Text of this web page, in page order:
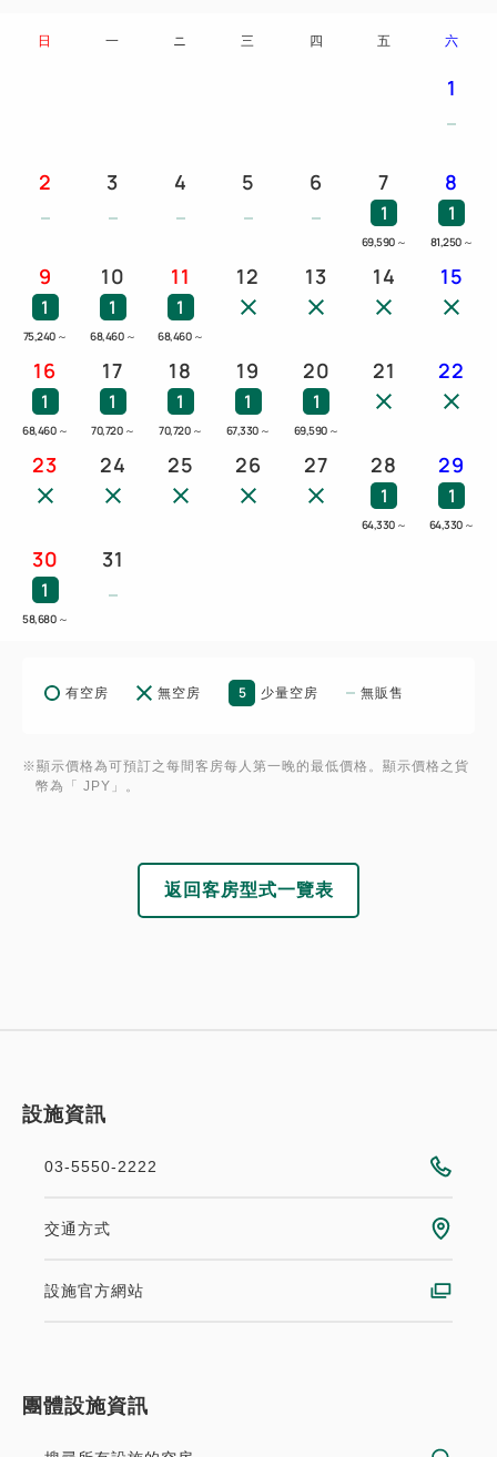
日 一 ニ 三 四 五 六
1
2 3 4 5 6 7
1
69,590 ～
8
1
81,250 ～
9
1
75,240 ～
10
1
68,460 ～
11
1
68,460 ～
12 13 14 15
16
1
68,460 ～
17
1
70,720 ～
18
1
70,720 ～
19
1
67,330 ～
20
1
69,590 ～
21 22
23 24 25 26 27 28
1
64,330 ～
29
1
64,330 ～
30
1
58,680 ～
31
有空房 無空房 5 少量空房 無販售
※顯示價格為可預訂之每間客房每人第一晚的最低價格。顯示價格之貨
幣為「 JPY」。
返回客房型式一覽表
設施資訊
03-5550-2222
交通方式
設施官方網站
團體設施資訊